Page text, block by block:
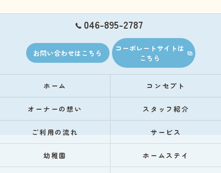
046-895-2787
お問い合わせはこちら
コーポレートサイトは
こちら
ホーム コンセプト
オーナーの想い スタッフ紹介
ご利用の流れ サービス
幼稚園 ホームステイ